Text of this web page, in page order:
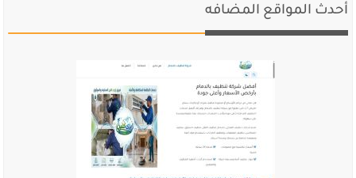
أحدث المواقع المضافه